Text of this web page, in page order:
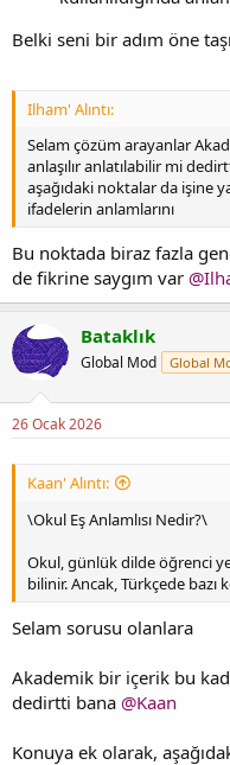
Belki seni bir adım öne
Ilham' Alıntı:
Selam çözüm arayanlar
anlaşılır anlatılabilir mi
aşağıdaki noktalar da işine
ifadelerin anlamlarını
Bu noktada biraz fazla
de fikrine saygım var
Bataklık
Global Mod Global
26 Ocak 2026
Kaan' Alıntı:
\Okul Eş Anlamlısı Nedir?\
Okul, günlük dilde öğrenci
bilinir. Ancak, Türkçede bazı
Selam sorusu olanlara
Akademik bir içerik bu
dedirtti bana @Kaan
Konuya ek olarak,